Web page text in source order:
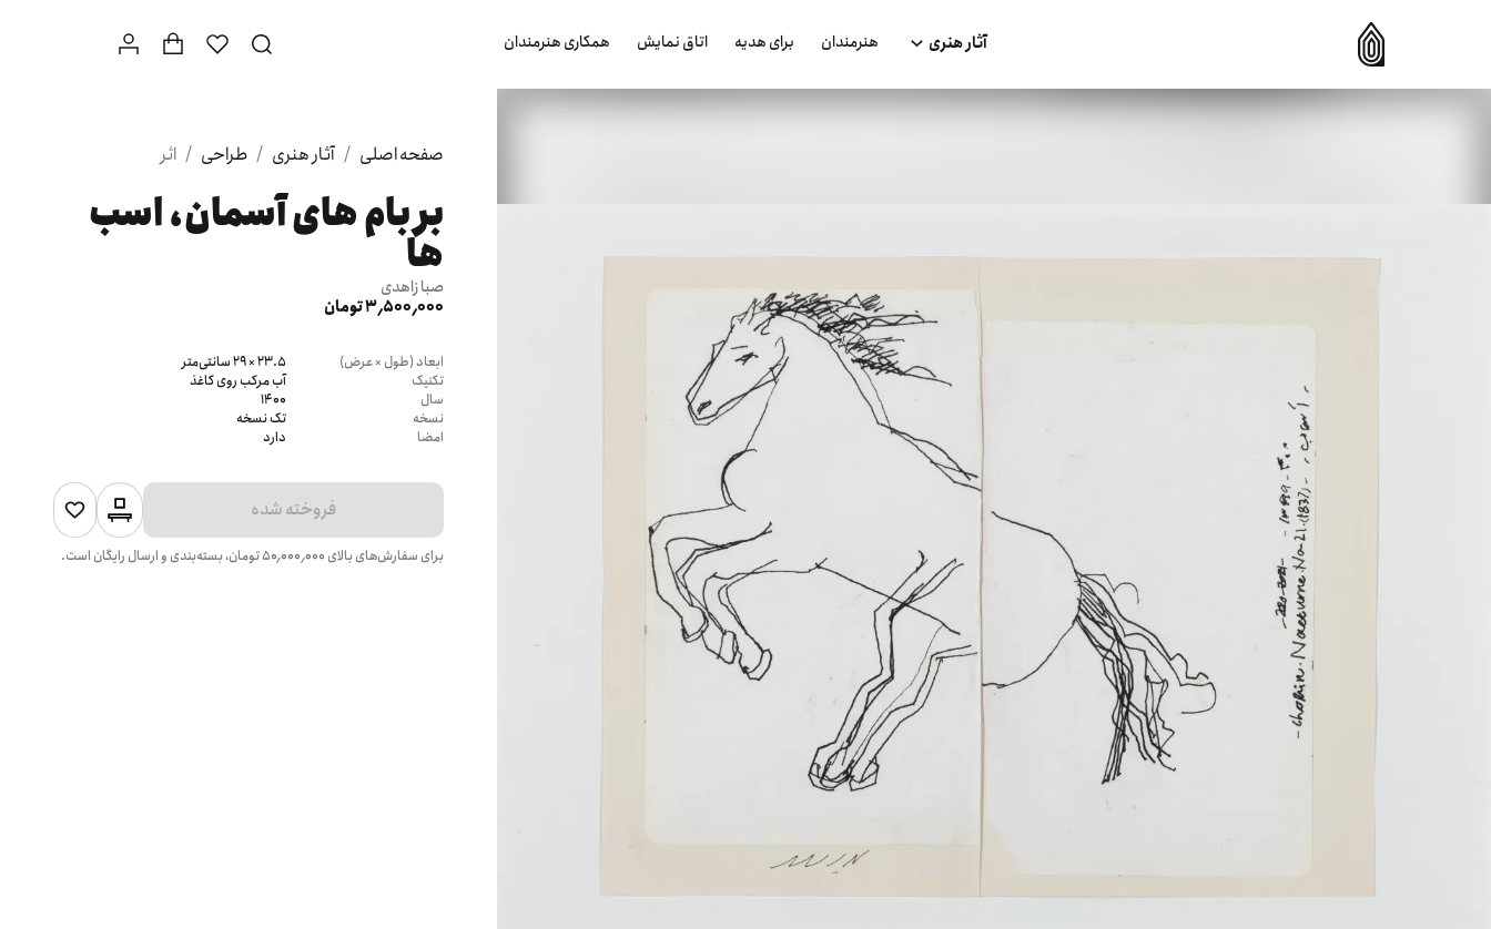
آثار هنری هنرمندان برای هدیه اتاق نمایش همکاری هنرمندان
صفحه اصلی / آثار هنری / طراحی / اثر
بر بام های آسمان، اسب
ها
صبا زاهدی
3٬500٬000 تومان
ابعاد (طول × عرض)
23.5 × 29 سانتی‌متر
تکنیک
آب مرکب روی کاغذ
سال
1400
نسخه
تک نسخه
امضا
دارد
فروخته شده
برای سفارش‌های بالای ۵۰٬۰۰۰٬۰۰۰تومان، بسته‌بندی و ارسال رایگان است.